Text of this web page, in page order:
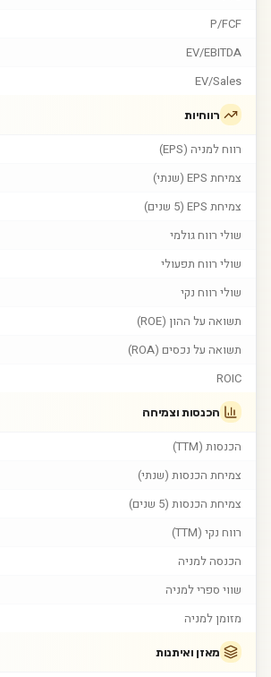
P/FCF
EV/EBITDA
EV/Sales
רווחיות
רווח למניה (EPS)
צמיחת EPS (שנתי)
צמיחת EPS (5 שנים)
שולי רווח גולמי
שולי רווח תפעולי
שולי רווח נקי
תשואה על ההון (ROE)
תשואה על נכסים (ROA)
ROIC
הכנסות וצמיחה
הכנסות (TTM)
צמיחת הכנסות (שנתי)
צמיחת הכנסות (5 שנים)
רווח נקי (TTM)
הכנסה למניה
שווי ספרי למניה
מזומן למניה
מאזן ואיתנות